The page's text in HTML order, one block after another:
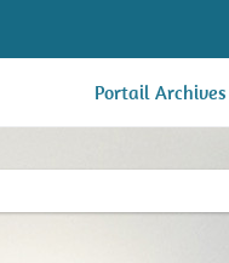
Portail